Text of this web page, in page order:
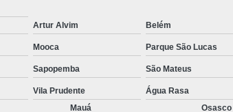
Artur Alvim Belém
Mooca Parque São Lucas
Sapopemba São Mateus
Vila Prudente
Água Rasa
Mauá Osasco